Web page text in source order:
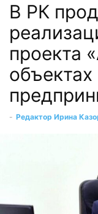
В РК
проекта
объектах
- Редактор Ирина